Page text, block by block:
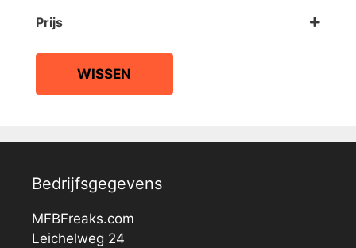
Prijs
WISSEN
Bedrijfsgegevens
MFBFreaks.com
Leichelweg 24